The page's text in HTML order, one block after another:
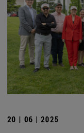
20 | 06 | 2025